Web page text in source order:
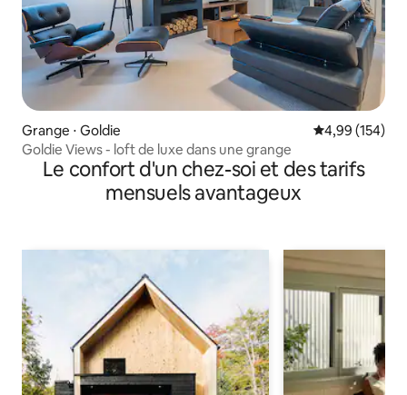
Grange ⋅ Goldie Évaluation
4,99 (154)
Goldie Views - loft de luxe dans une grange
Le confort d'un chez-soi et des tarifs
mensuels avantageux